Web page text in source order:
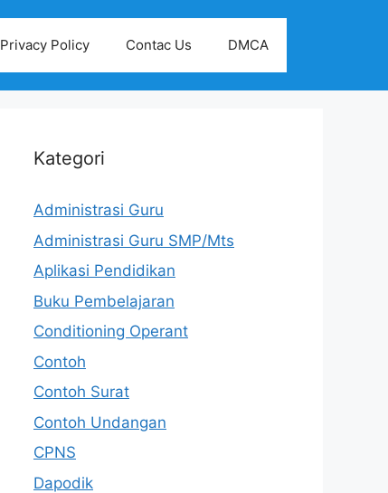
Privacy Policy Contac Us DMCA
Kategori
Administrasi Guru
Administrasi Guru SMP/Mts
Aplikasi Pendidikan
Buku Pembelajaran
Conditioning Operant
Contoh
Contoh Surat
Contoh Undangan
CPNS
Dapodik